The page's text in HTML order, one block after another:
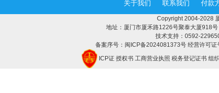
关于我们 联系我们 付款
Copyright 2004-2028
地址：厦门市厦禾路1226号聚泰大厦918
技术支持：0592-
备案序号：闽ICP备2024081373号 经营许可
ICP证 授权书 工商营业执照 税务登记证书 组